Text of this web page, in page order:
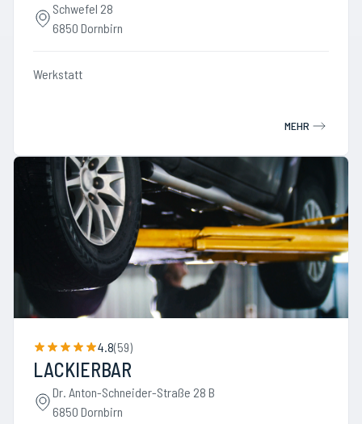
Schwefel 28
6850 Dornbirn
Werkstatt
MEHR
4.8(59)
LACKIERBAR
Dr. Anton-Schneider-Straße 28 B
6850 Dornbirn